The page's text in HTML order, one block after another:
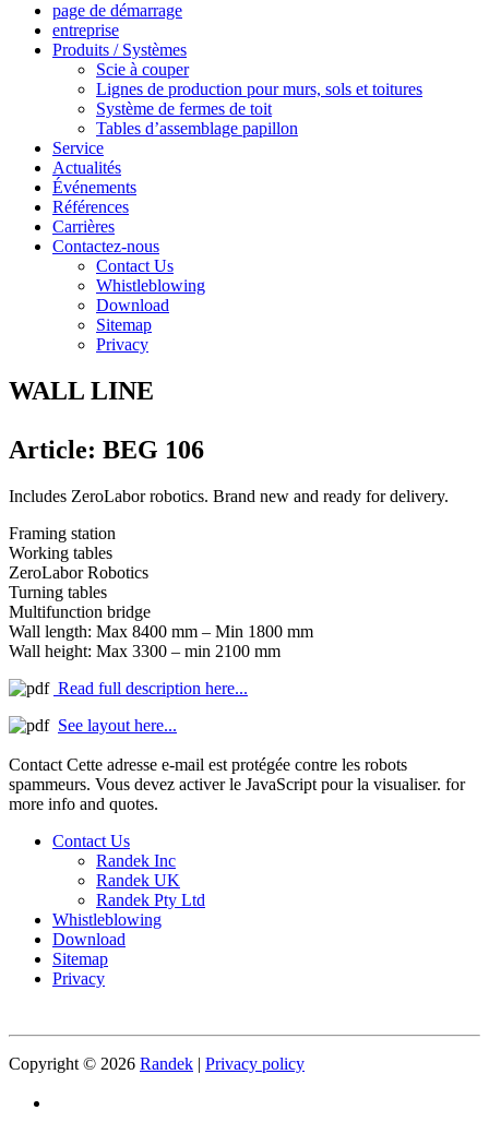
page de démarrage
entreprise
Produits / Systèmes
Scie à couper
Lignes de production pour murs, sols et toitures
Système de fermes de toit
Tables d’assemblage papillon
Service
Actualités
Événements
Références
Carrières
Contactez-nous
Contact Us
Whistleblowing
Download
Sitemap
Privacy
WALL LINE
Article: BEG 106
Includes ZeroLabor robotics. Brand new and ready for delivery.
Framing station
Working tables
ZeroLabor Robotics
Turning tables
Multifunction bridge
Wall length: Max 8400 mm – Min 1800 mm
Wall height: Max 3300 – min 2100 mm
Read full description here...
See layout here...
Contact Cette adresse e-mail est protégée contre les robots
spammeurs. Vous devez activer le JavaScript pour la visualiser. for
more info and quotes.
Contact Us
Randek Inc
Randek UK
Randek Pty Ltd
Whistleblowing
Download
Sitemap
Privacy
Copyright © 2026 Randek | Privacy policy